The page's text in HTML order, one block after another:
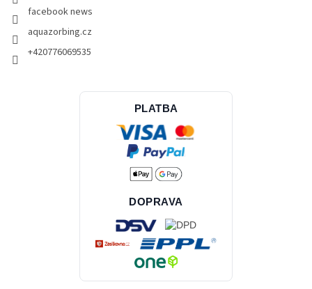
facebook news
aquazorbing.cz
+420776069535
PLATBA
DOPRAVA